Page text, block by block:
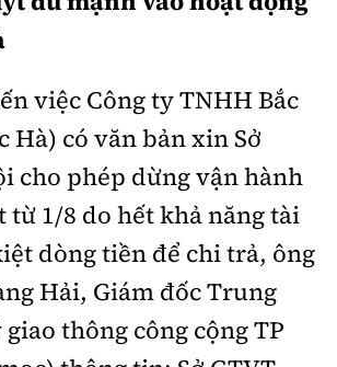
Trí
việc Công ty TNHH Bắc
Hà) có văn bản xin Sở
cho phép dừng vận hành
từ 1/8 do hết khả năng tài
dòng tiền để chi trả, ông
Hải, Giám đốc Trung
thông công cộng TP